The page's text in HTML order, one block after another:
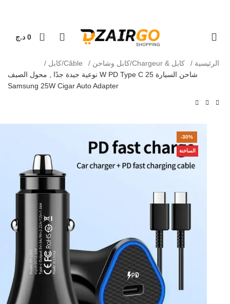
0
0 د.ج
الرئيسية كابل & Chargeur/كابل وشاحن
Câble/كابل
شاحن السيارة 25 W PD Type C نوعية جيدة جدًا , محول الصيف
Samsung 25W Cigar Auto Adapter
-30%
الساخنة